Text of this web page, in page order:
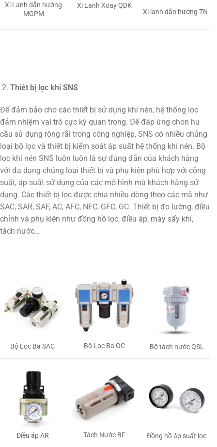
Xi Lanh dẫn hướng
MGPM
Xi Lanh Xoay QDK
Xi lanh dẫn hướng TN
Thiết bị lọc khí SNS
Để đảm bảo cho các thiết bị sử dụng khí nén, hệ thống lọc
đảm nhiệm vai trò cực kỳ quan trọng. Để đáp ứng chon hu
cầu sử dụng rộng rãi trong công nghiệp, SNS có nhiều chủng
loại bộ lọc và thiết bị kiểm soát áp suất hệ thống khí nén. Bộ
lọc khí nén SNS luôn luôn là sự đúng đắn của khách hàng
với đa dạng chủng loại thiết bị và phụ kiện phù hợp với công
suất, áp suất sử dụng của các mô hình mà khách hàng sử
dụng. Các thiết bị lọc được chia nhiều dòng theo các mã như
SAC, SAR, SAF, AC, AFC, NFC, GFC, GC. Thiết bị đo lường, điều
chỉnh và phụ kiện như đồng hồ lọc, điều áp, máy sấy khí,
tách nước…
Bộ Lọc Ba SAC Bộ Lọc Ba GC Bộ tách nước QSL
Điều áp AR Tách Nước BF Đồng hồ áp suất lọc